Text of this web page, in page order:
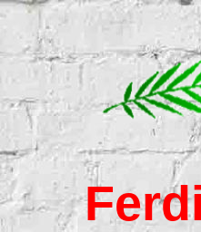
Home
Verre Streken
De 15